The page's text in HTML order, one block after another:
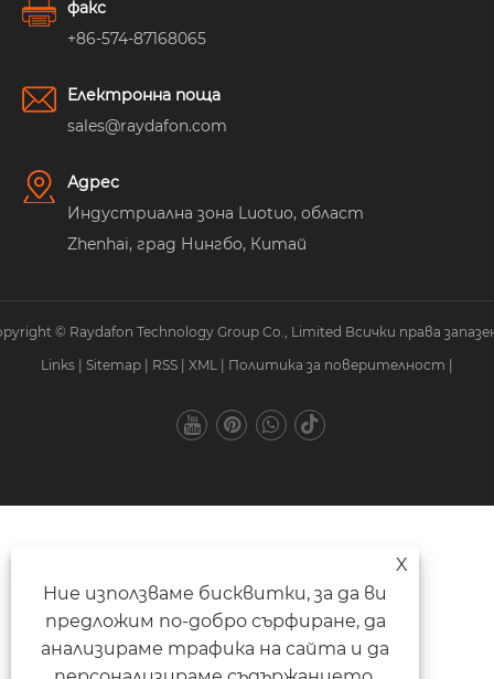
факс
+86-574-87168065
Електронна поща
sales@raydafon.com
Адрес
Индустриална зона Luotuo, област
Zhenhai, град Нингбо, Китай
© Raydafon Technology Group Co., Limited Всички права
Links
Sitemap RSS XML Политика за поверителност
X
Ние използваме бисквитки, за да ви
предложим по-добро сърфиране, да
анализираме трафика на сайта и да